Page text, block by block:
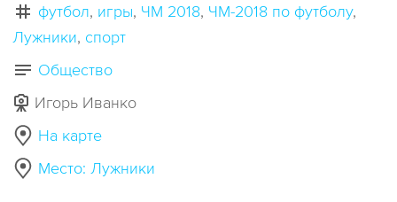
футбол игры ЧМ 2018 ЧМ-2018 по футболу
Лужники спорт
Общество
Игорь Иванко
На карте
Место: Лужники